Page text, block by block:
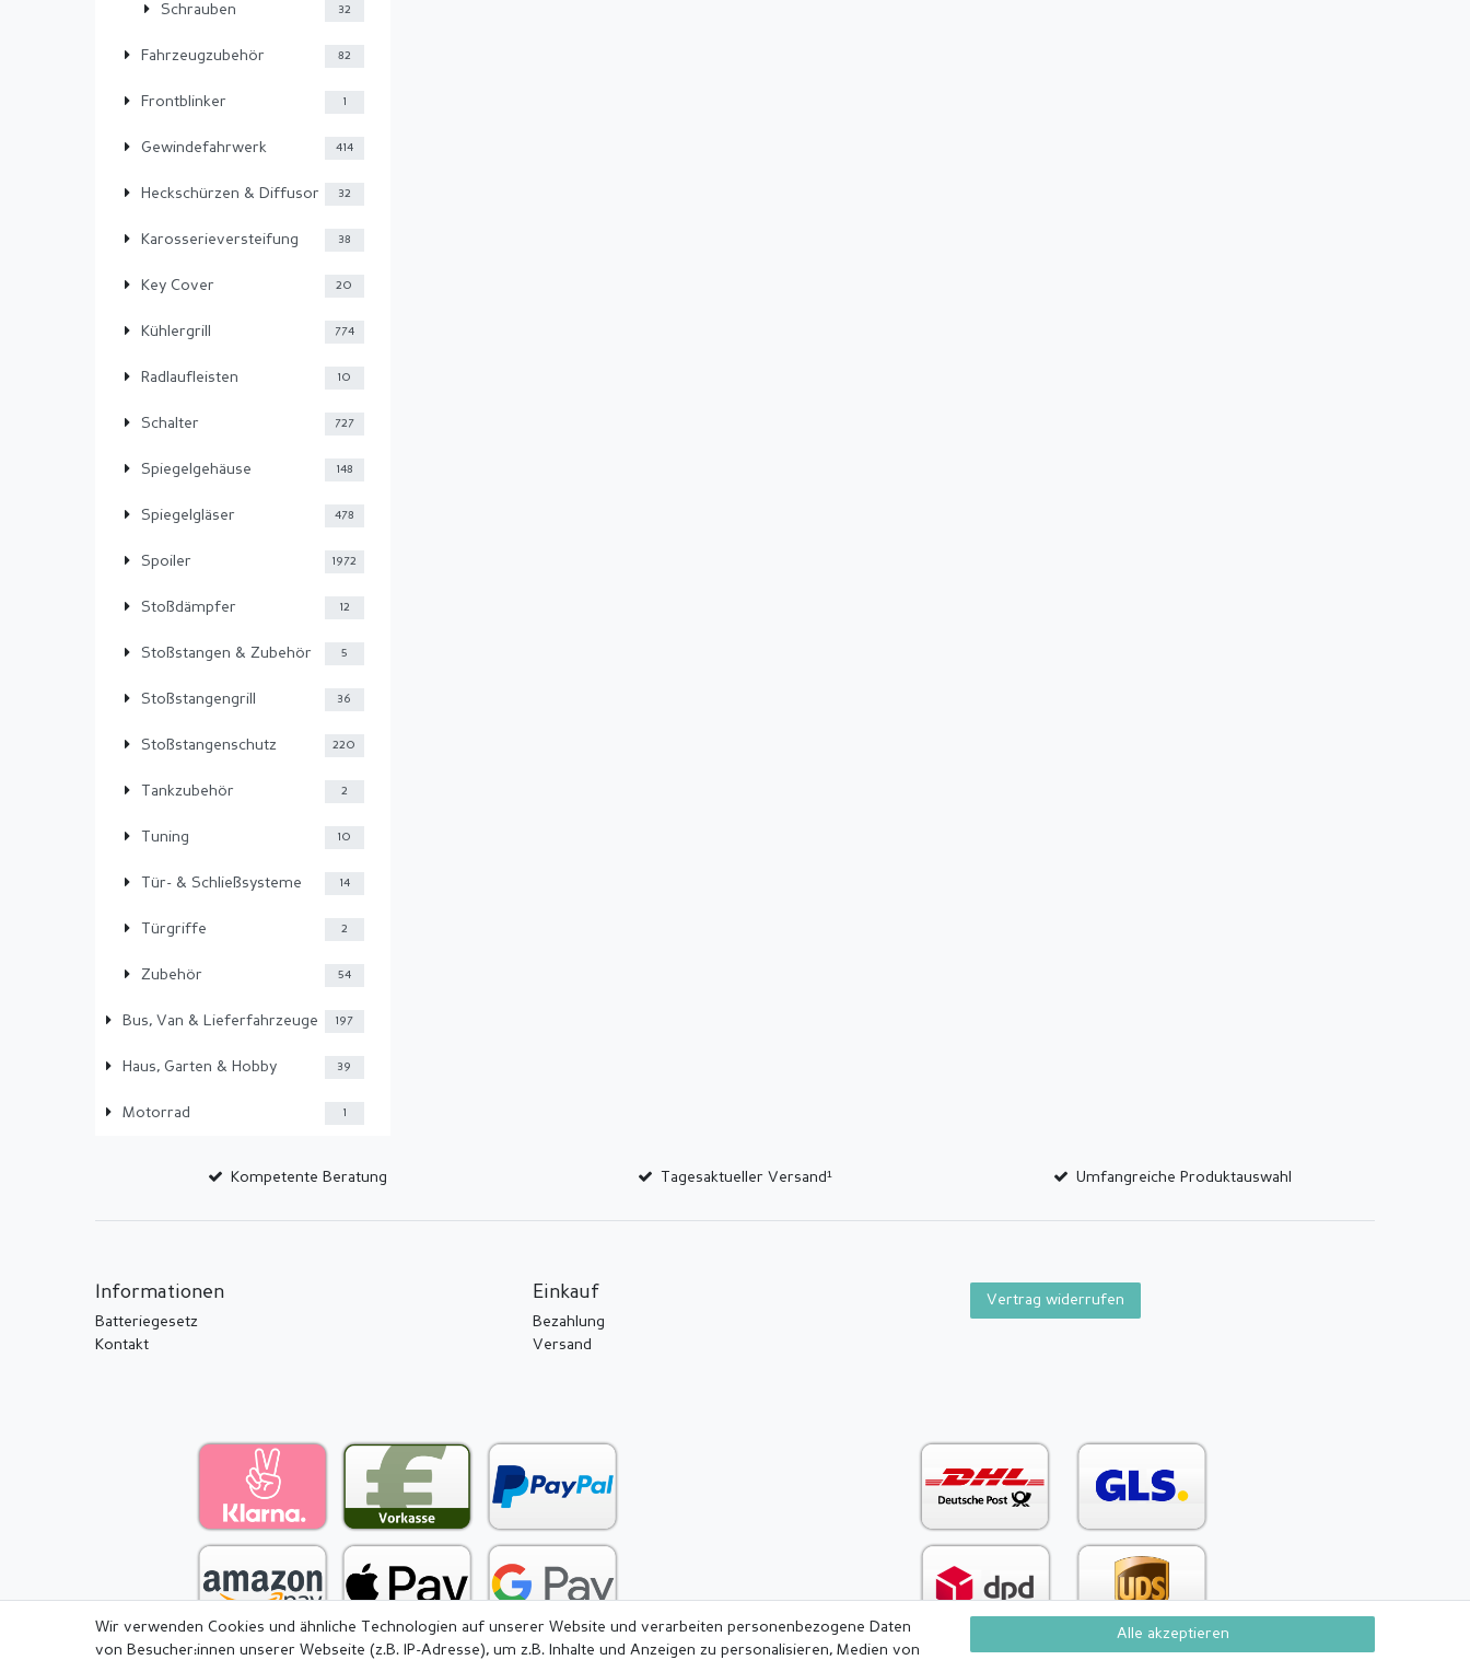
Schrauben 32
Fahrzeugzubehör 82
Frontblinker 1
Gewindefahrwerk 414
Heckschürzen & Diffusor 32
Karosserieversteifung 38
Key Cover 20
Kühlergrill 774
Radlaufleisten 10
Schalter 727
Spiegelgehäuse 148
Spiegelgläser 478
Spoiler 1972
Stoßdämpfer 12
Stoßstangen & Zubehör 5
Stoßstangengrill 36
Stoßstangenschutz 220
Tankzubehör 2
Tuning 10
Tür- & Schließsysteme 14
Türgriffe 2
Zubehör 54
Bus, Van & Lieferfahrzeuge 197
Haus, Garten & Hobby 39
Motorrad 1
Kompetente Beratung Tagesaktueller Versand¹ Umfangreiche Produktauswahl
Informationen
Batteriegesetz
Kontakt
Einkauf
Bezahlung
Versand
Vertrag widerrufen
Wir verwenden Cookies und ähnliche Technologien auf unserer Website und verarbeiten personenbezogene Daten
von Besucher:innen unserer Webseite (z.B. IP-Adresse), um z.B. Inhalte und Anzeigen zu personalisieren, Medien von
Alle akzeptieren